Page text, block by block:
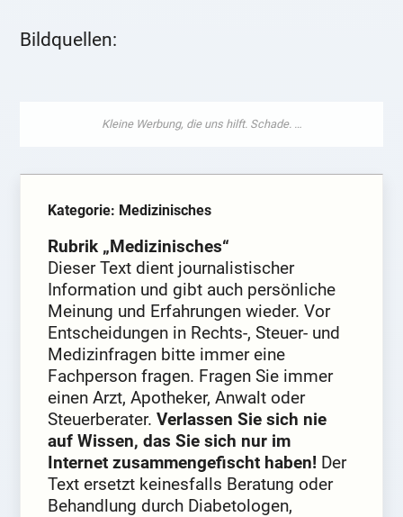
Bildquellen:
Kategorie: Medizinisches
Rubrik „Medizinisches“
Dieser Text dient journalistischer
Information und gibt auch persönliche
Meinung und Erfahrungen wieder. Vor
Entscheidungen in Rechts-, Steuer- und
Medizinfragen bitte immer eine
Fachperson fragen. Fragen Sie immer
einen Arzt, Apotheker, Anwalt oder
Steuerberater.Verlassen Sie sich nie
auf Wissen, das Sie sich nur im
Internet zusammengefischt haben! Der
Text ersetzt keinesfalls Beratung oder
Behandlung durch Diabetologen,